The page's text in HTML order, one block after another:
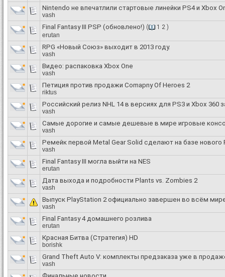
Nintendo не впечатлили стартовые линейки PS4 и Xbox
vash
Final Fantasy III PSP (обновлено!) ( 1 2 )
erutan
RPG «Новый Союз» выходит в 2013 году.
vash
Видео: распаковка Xbox One
vash
Петиция против продажи Comapny Of Heroes 2
riktus
Российский релиз NHL 14 в версиях для PS3 и Xbox 360
vash
Самые дорогие и самые дешевые в мире игровые
vash
Ремейк первой Metal Gear Solid сделают на базе нового
vash
Final Fantasy III могла выйти на NES
erutan
Дата выхода и подробности Plants vs. Zombies 2
vash
Выпуск PlayStation 2 официально завершен во всём
vash
Final Fantasy 4 домашнего розлива
erutan
Красная Битва (Стратегия) HD
borishk
Grand Theft Auto V: комплекты предзаказа уже в
vash